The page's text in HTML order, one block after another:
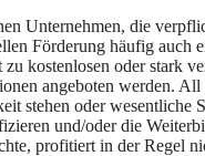
Unternehmen, die
Förderung häufig auch
kostenlosen oder stark
angeboten werden.
stehen oder
und/oder die
profitiert in der Regel